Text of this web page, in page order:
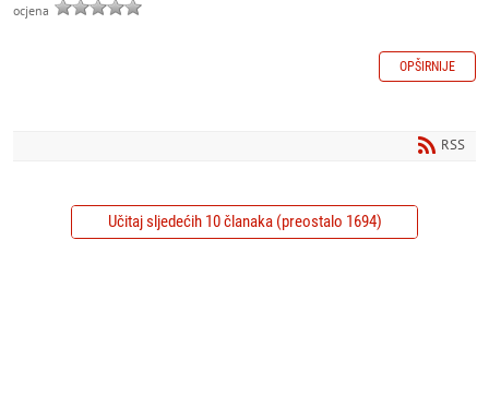
ocjena
OPŠIRNIJE
RSS
Učitaj sljedećih 10 članaka (preostalo 1694)